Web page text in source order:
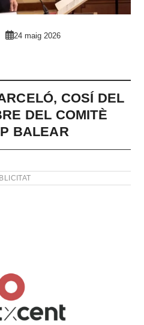
24 maig 2026
COSÍ DEL
DEL COMITÈ
BALEAR